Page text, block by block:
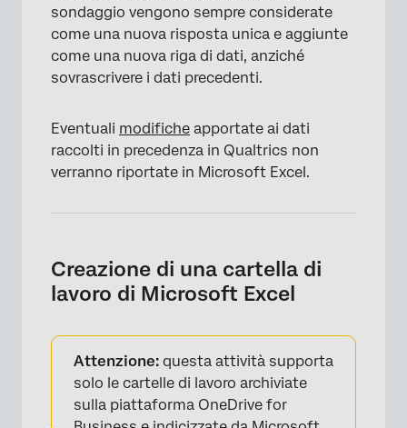
sondaggio vengono sempre considerate
come una nuova risposta unica e aggiunte
come una nuova riga di dati, anziché
sovrascrivere i dati precedenti.
Eventuali modifiche apportate ai dati
raccolti in precedenza in Qualtrics non
verranno riportate in Microsoft Excel.
Creazione di una cartella di
lavoro di Microsoft Excel
Attenzione: questa attività supporta
solo le cartelle di lavoro archiviate
sulla piattaforma OneDrive for